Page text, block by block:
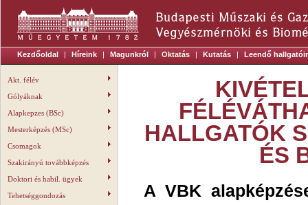
Kezdőoldal | Híreink | Magunkról | Oktatás | Kutatás | Leendő
Akt. félév
Gólyáknak
Alapkepzes (BSc)
Mesterképzés (MSc)
Csomagok
Szakirányú továbbképzés
Doktori és habil. ügyek
Tehetséggondozás
HALLGATÓK
ÉS
A VBK